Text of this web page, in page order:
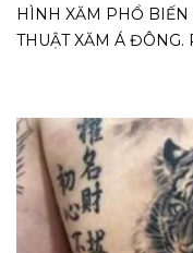
HÌNH XĂM PHỔ BIẾN
THUẬT XĂM Á ĐÔNG.